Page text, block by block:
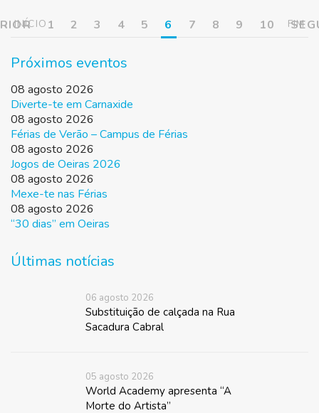
INÍCIO 1 2 3 4 5 6 7 8 9 10 FIM
Próximos eventos
08 agosto 2026
Diverte-te em Carnaxide
08 agosto 2026
Férias de Verão – Campus de Férias
08 agosto 2026
Jogos de Oeiras 2026
08 agosto 2026
Mexe-te nas Férias
08 agosto 2026
“30 dias” em Oeiras
Últimas notícias
06 agosto 2026
Substituição de calçada na Rua
Sacadura Cabral
05 agosto 2026
World Academy apresenta “A
Morte do Artista”